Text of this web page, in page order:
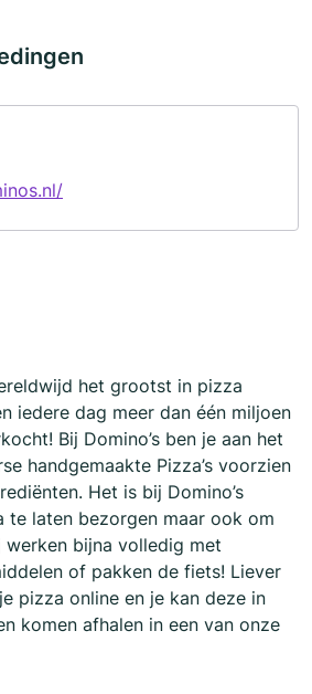
het grootst in pizza
iedere dag meer dan één miljoen
Bij Domino’s ben je aan het
handgemaakte Pizza’s voorzien
Het is bij Domino’s
te laten bezorgen maar ook om
werken bijna volledig met
of pakken de fiets! Liever
pizza online en je kan deze in
komen afhalen in een van onze